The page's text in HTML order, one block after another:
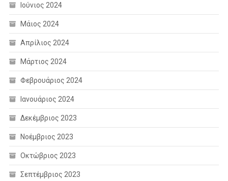
Ιούνιος 2024
Μάιος 2024
Απρίλιος 2024
Μάρτιος 2024
Φεβρουάριος 2024
Ιανουάριος 2024
Δεκέμβριος 2023
Νοέμβριος 2023
Οκτώβριος 2023
Σεπτέμβριος 2023